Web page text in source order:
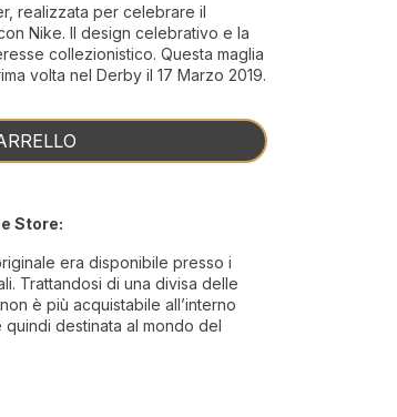
realizzata per celebrare il
Nike. Il design celebrativo e la
collezionistico. Questa maglia
volta nel Derby il 17 Marzo 2019.
Store:
era disponibile presso i
Trattandosi di una divisa delle
è più acquistabile all’interno
destinata al mondo del